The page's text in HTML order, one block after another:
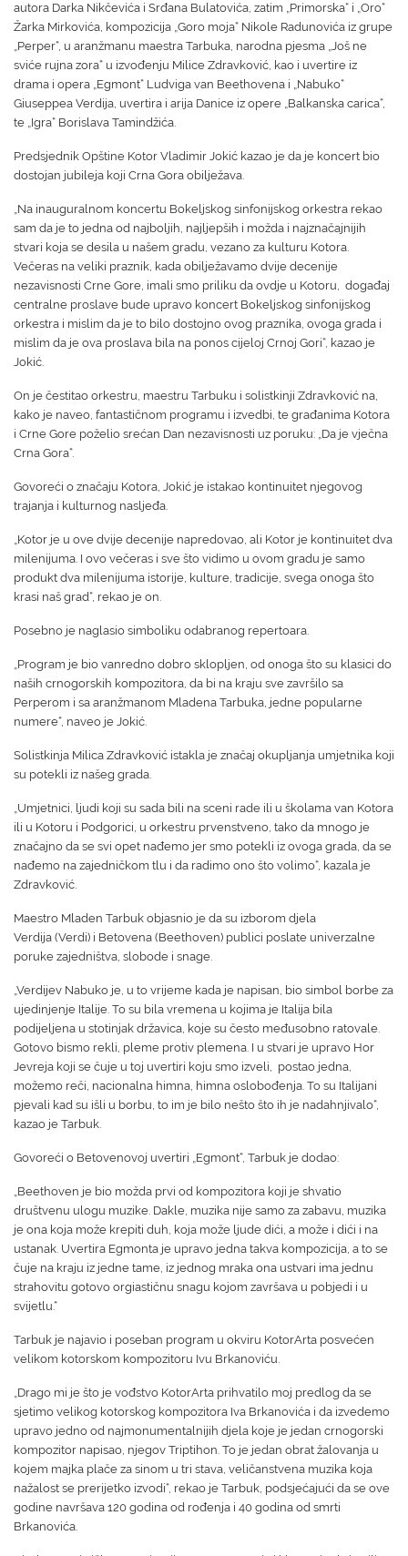
autora Darka Nikčevića i Srđana Bulatovića, zatim „Primorska“ i „Oro“
Žarka Mirkovića, kompozicija „Goro moja“ Nikole Radunovića iz grupe
„Perper“, u aranžmanu maestra Tarbuka, narodna pjesma „Još ne
sviće rujna zora“ u izvođenju Milice Zdravković, kao i uvertire iz
drama i opera „Egmont“ Ludviga van Beethovena i „Nabuko“
Giuseppea Verdija, uvertira i arija Danice iz opere „Balkanska carica“,
te „Igra“ Borislava Tamindžića.
Predsjednik Opštine Kotor Vladimir Jokić kazao je da je koncert bio
dostojan jubileja koji Crna Gora obilježava.
„Na inauguralnom koncertu Bokeljskog sinfonijskog orkestra rekao
sam da je to jedna od najboljih, najljepših i možda i najznačajnijih
stvari koja se desila u našem gradu, vezano za kulturu Kotora.
Večeras na veliki praznik, kada obilježavamo dvije decenije
nezavisnosti Crne Gore, imali smo priliku da ovdje u Kotoru, događaj
centralne proslave bude upravo koncert Bokeljskog sinfonijskog
orkestra i mislim da je to bilo dostojno ovog praznika, ovoga grada i
mislim da je ova proslava bila na ponos cijeloj Crnoj Gori“, kazao je
Jokić.
On je čestitao orkestru, maestru Tarbuku i solistkinji Zdravković na,
kako je naveo, fantastičnom programu i izvedbi, te građanima Kotora
i Crne Gore poželio srećan Dan nezavisnosti uz poruku: „Da je vječna
Crna Gora“.
Govoreći o značaju Kotora, Jokić je istakao kontinuitet njegovog
trajanja i kulturnog nasljeđa.
„Kotor je u ove dvije decenije napredovao, ali Kotor je kontinuitet dva
milenijuma. I ovo večeras i sve što vidimo u ovom gradu je samo
produkt dva milenijuma istorije, kulture, tradicije, svega onoga što
krasi naš grad“, rekao je on.
Posebno je naglasio simboliku odabranog repertoara.
„Program je bio vanredno dobro sklopljen, od onoga što su klasici do
naših crnogorskih kompozitora, da bi na kraju sve završilo sa
Perperom i sa aranžmanom Mladena Tarbuka, jedne popularne
numere“, naveo je Jokić.
Solistkinja Milica Zdravković istakla je značaj okupljanja umjetnika koji
su potekli iz našeg grada.
„Umjetnici, ljudi koji su sada bili na sceni rade ili u školama van Kotora
ili u Kotoru i Podgorici, u orkestru prvenstveno, tako da mnogo je
značajno da se svi opet nađemo jer smo potekli iz ovoga grada, da se
nađemo na zajedničkom tlu i da radimo ono što volimo“, kazala je
Zdravković.
Maestro Mladen Tarbuk objasnio je da su izborom djela
Verdija (Verdi) i Betovena (Beethoven) publici poslate univerzalne
poruke zajedništva, slobode i snage.
„Verdijev Nabuko je, u to vrijeme kada je napisan, bio simbol borbe za
ujedinjenje Italije. To su bila vremena u kojima je Italija bila
podijeljena u stotinjak državica, koje su često međusobno ratovale.
Gotovo bismo rekli, pleme protiv plemena. I u stvari je upravo Hor
Jevreja koji se čuje u toj uvertiri koju smo izveli, postao jedna,
možemo reči, nacionalna himna, himna oslobođenja. To su Italijani
pjevali kad su išli u borbu, to im je bilo nešto što ih je nadahnjivalo“,
kazao je Tarbuk.
Govoreći o Betovenovoj uvertiri „Egmont“, Tarbuk je dodao:
„Beethoven je bio možda prvi od kompozitora koji je shvatio
društvenu ulogu muzike. Dakle, muzika nije samo za zabavu, muzika
je ona koja može krepiti duh, koja može ljude dići, a može i dići i na
ustanak. Uvertira Egmonta je upravo jedna takva kompozicija, a to se
čuje na kraju iz jedne tame, iz jednog mraka ona ustvari ima jednu
strahovitu gotovo orgiastičnu snagu kojom završava u pobjedi i u
svijetlu.“
Tarbuk je najavio i poseban program u okviru KotorArta posvećen
velikom kotorskom kompozitoru Ivu Brkanoviću.
„Drago mi je što je vođstvo KotorArta prihvatilo moj predlog da se
sjetimo velikog kotorskog kompozitora Iva Brkanovića i da izvedemo
upravo jedno od najmonumentalnijih djela koje je jedan crnogorski
kompozitor napisao, njegov Triptihon. To je jedan obrat žalovanja u
kojem majka plače za sinom u tri stava, veličanstvena muzika koja
nažalost se prerijetko izvodi“, rekao je Tarbuk, podsjećajući da se ove
godine navršava 120 godina od rođenja i 40 godina od smrti
Brkanovića.